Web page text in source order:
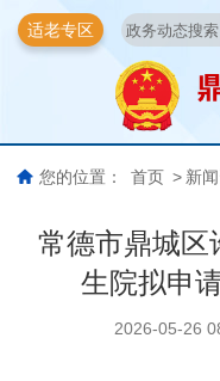
适老专区
您的位置： 首页 > 新
常德市鼎城区
生院拟申
2026-05-26